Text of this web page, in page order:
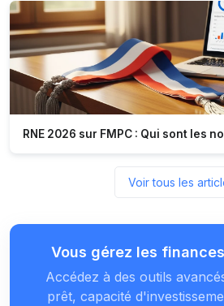
RNE 2026 sur FMPC : Qui sont les
Voir tous les
Vous gérez les
Accédez à des outils
prêt, capacité